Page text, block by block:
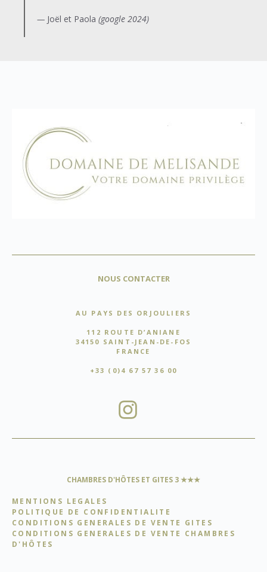
— Joël et Paola (google 2024)
NOUS CONTACTER
AU PAYS DES ORJOULIERS
112 ROUTE D’ANIANE
34150 SAINT-JEAN-DE-FOS
FRANCE
+33 (0)4 67 57 36 00
CHAMBRES D'HÔTES ET GITES 3★★★
MENTIONS LEGALES
POLITIQUE DE CONFIDENTIALITE
CONDITIONS GENERALES DE VENTE GITES
CONDITIONS GENERALES DE VENTE CHAMBRES
D'HÔTES